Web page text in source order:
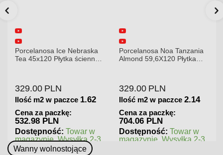
Porcelanosa Noa Tanzania
Almond 59,6X120 Płytka
329.00 PLN
Ilość m2 w paczce 2.14
Cena za paczkę:
704.06 PLN
Dostępność: Towar w
magazynie. Wysyłka 2-3
dni.
Porcelanosa Karachi Grey
120x120x8,5mm płytka
379.00 PLN
Ilość m2 w paczce 1.44
Cena za paczkę:
545.76 PLN
Dostępność: Towar w
magazynie. Wysyłka 2-3
Wanny wolnostojące